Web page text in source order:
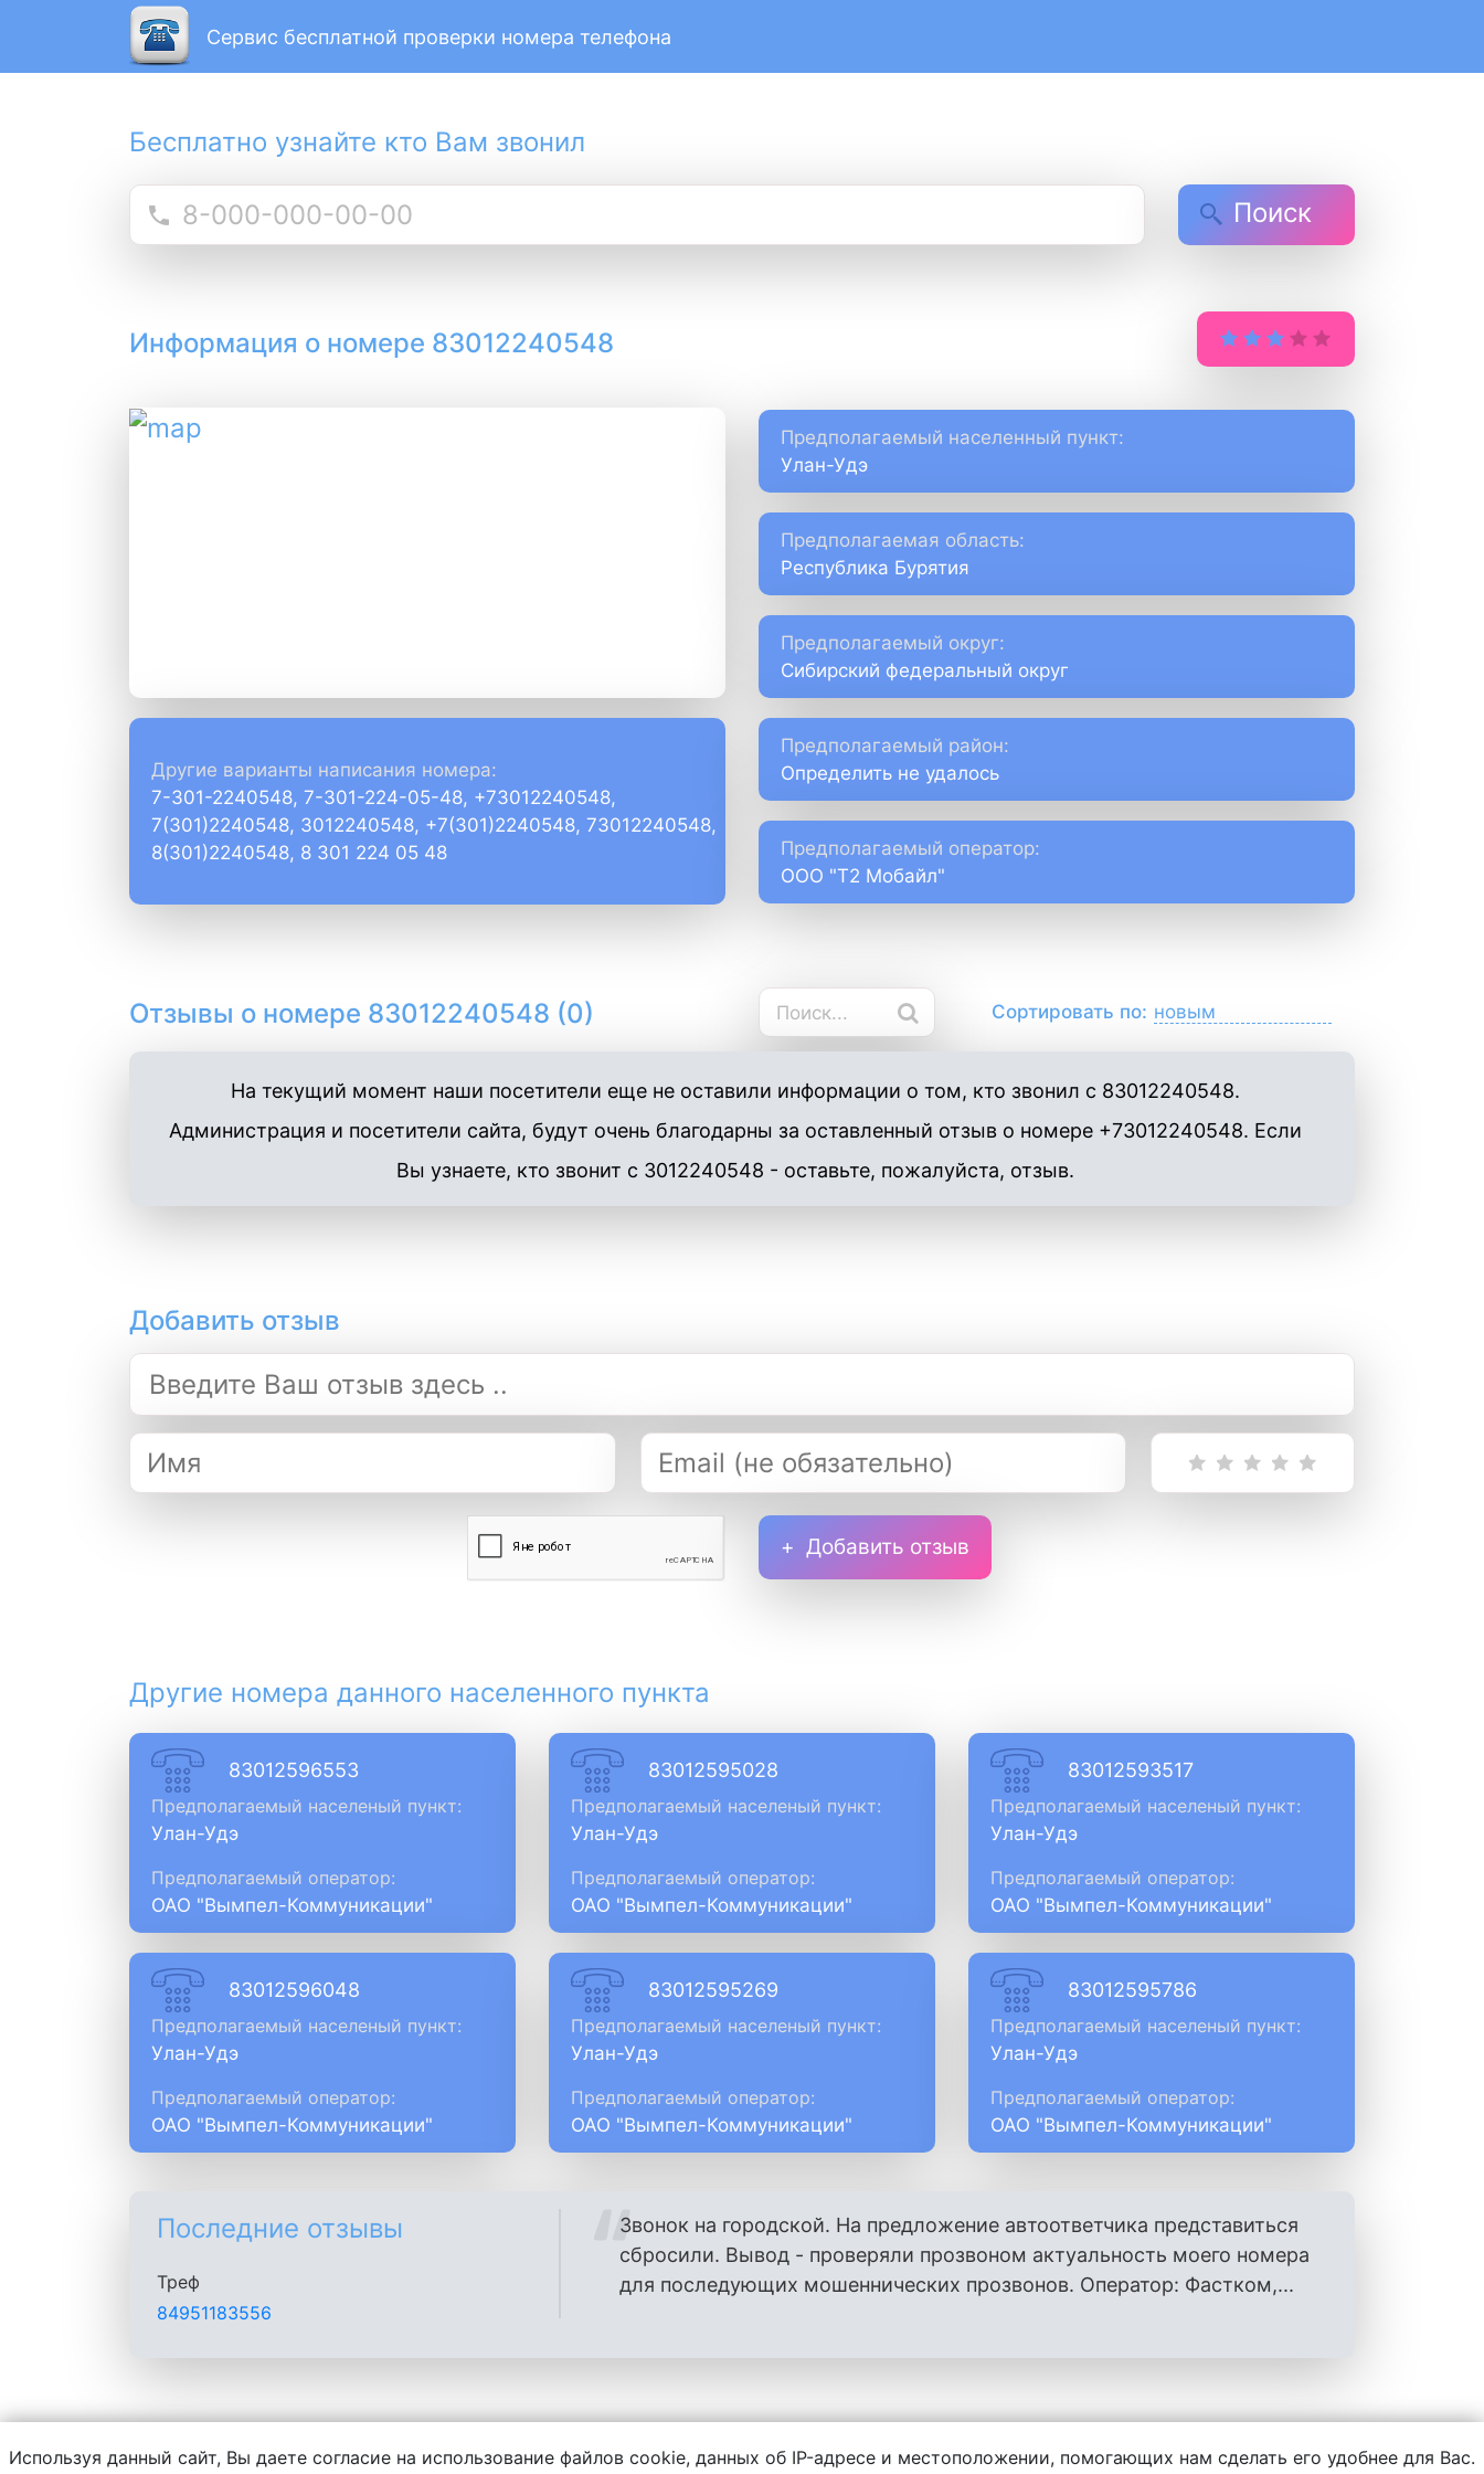
Сервис бесплатной проверки номера телефона
Бесплатно узнайте кто Вам звонил
Поиск
Информация о номере 83012240548
Предполагаемый населенный пункт:
Улан-Удэ
Предполагаемая область:
Республика Бурятия
Предполагаемый округ:
Сибирский федеральный округ
Другие варианты написания номера:
7-301-2240548, 7-301-224-05-48, +73012240548,
7(301)2240548, 3012240548, +7(301)2240548, 73012240548,
8(301)2240548, 8 301 224 05 48
Предполагаемый район:
Определить не удалось
Предполагаемый оператор:
ООО "Т2 Мобайл"
Отзывы о номере 83012240548 (0) Сортировать по:
На текущий момент наши посетители еще не оставили информации о том, кто звонил с 83012240548.
Администрация и посетители сайта, будут очень благодарны за оставленный отзыв о номере +73012240548. Если
Вы узнаете, кто звонит с 3012240548 - оставьте, пожалуйста, отзыв.
Добавить отзыв
Добавить отзыв
Другие номера данного населенного пункта
83012596553
Предполагаемый населеный пункт:
Улан-Удэ
Предполагаемый оператор:
ОАО "Вымпел-Коммуникации"
83012595028
Предполагаемый населеный пункт:
Улан-Удэ
Предполагаемый оператор:
ОАО "Вымпел-Коммуникации"
83012593517
Предполагаемый населеный пункт:
Улан-Удэ
Предполагаемый оператор:
ОАО "Вымпел-Коммуникации"
83012596048
Предполагаемый населеный пункт:
Улан-Удэ
Предполагаемый оператор:
ОАО "Вымпел-Коммуникации"
83012595269
Предполагаемый населеный пункт:
Улан-Удэ
Предполагаемый оператор:
ОАО "Вымпел-Коммуникации"
83012595786
Предполагаемый населеный пункт:
Улан-Удэ
Предполагаемый оператор:
ОАО "Вымпел-Коммуникации"
Последние отзывы
Треф
84951183556
Звонок на городской. На предложение автоответчика представиться
сбросили. Вывод - проверяли прозвоном актуальность моего номера
для последующих мошеннических прозвонов. Оператор: Фастком,...
Администрация сайта не несет ответственности за содержание комментариев, любой другой информации, написанной пользователями.
Используя данный сайт, Вы даете согласие на использование файлов cookie, данных об IP-адресе и местоположении, помогающих нам сделать его удобнее для Вас.